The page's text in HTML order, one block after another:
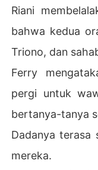
bantunya tidak
etapi juga dalam
ka mulai saling
ngan yang sedang
Rizky mengatakan
pi setiap kali Riani
u bagaimana
urna.
Oleh karena itu,
a Rizky bagaimana
Riani
bahwa kedua
Triono, dan
Ferry
pergi untuk
bertanya-tanya
Dadanya terasa
mereka.